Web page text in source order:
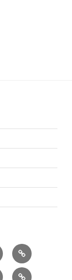
Événements
récents
et
Écoles